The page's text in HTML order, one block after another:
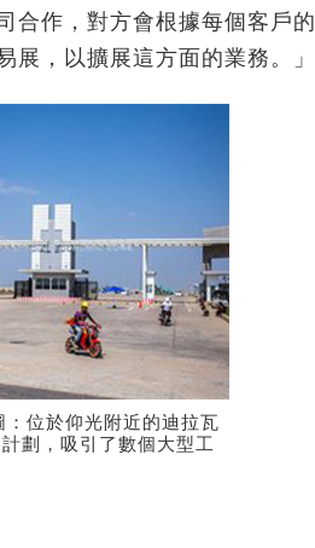
合作，對方會根據每個客戶的
，以擴展這方面的業務。」
位於仰光附近的迪拉瓦
劃，吸引了數個大型工